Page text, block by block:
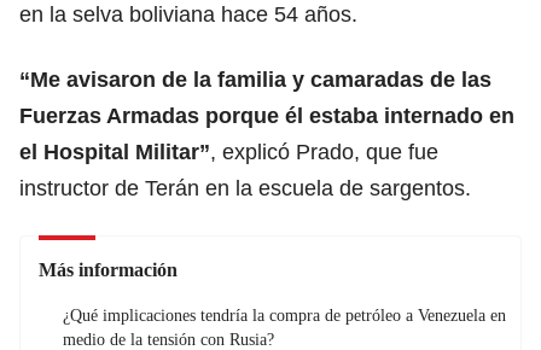
en la selva boliviana hace 54 años.
“Me avisaron de la familia y camaradas de las
Fuerzas Armadas porque él estaba internado en
el Hospital Militar”, explicó Prado, que fue
instructor de Terán en la escuela de sargentos.
Más información
¿Qué implicaciones tendría la compra de petróleo a Venezuela en
medio de la tensión con Rusia?